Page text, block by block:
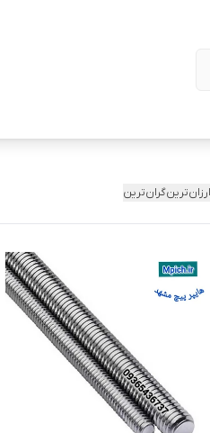
ارزان‌ترینگران‌ترین